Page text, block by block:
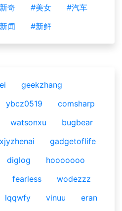
奇 #美女
#汽车
闻 #新鲜
geekzhang
ybcz0519
comsharp
watsonxu
bugbear
xjyzhenai
gadgetoflife
diglog
hooooooo
fearless
wodezzz
lqqwfy vinuu
eran